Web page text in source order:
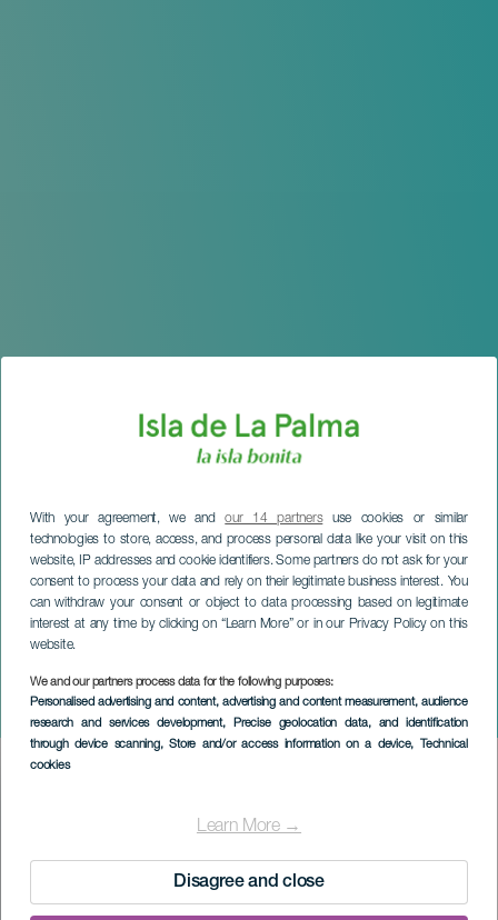
With your agreement, we andour 14 partnersuse cookies or similar
technologies to store, access, and process personal data like your visit on this
website, IP addresses and cookie identifiers. Some partners do not ask for your
consent to process your data and rely on their legitimate business interest. You
can withdraw your consent or object to data processing based on legitimate
interest at any time by clicking on “Learn More” or in our Privacy Policy on this
website.
We and our partners process data for the following purposes:
Personalised advertising and content, advertising and content measurement, audience
research and services development, Precise geolocation data, and identification
through device scanning, Store and/or access information on a device, Technical
cookies
Learn More →
Disagree and close
Semi-marathon de La
Palma
Imagen